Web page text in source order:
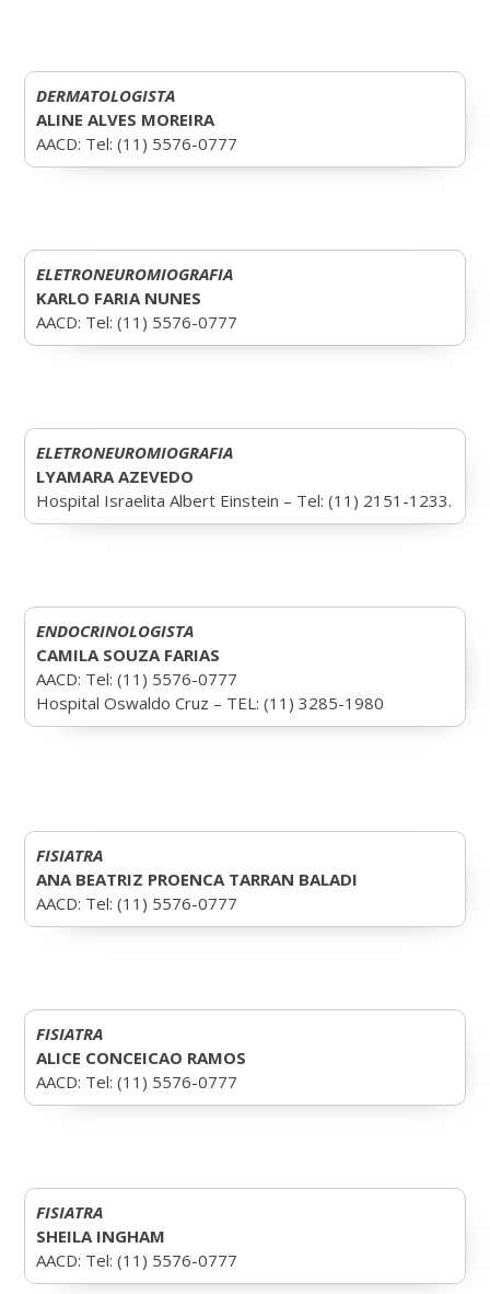
DERMATOLOGISTA
ALINE ALVES MOREIRA
AACD: Tel: (11) 5576-0777
ELETRONEUROMIOGRAFIA
KARLO FARIA NUNES
AACD: Tel: (11) 5576-0777
ELETRONEUROMIOGRAFIA
LYAMARA AZEVEDO
Hospital Israelita Albert Einstein – Tel: (11) 2151-1233.
ENDOCRINOLOGISTA
CAMILA SOUZA FARIAS
AACD: Tel: (11) 5576-0777
Hospital Oswaldo Cruz – TEL: (11) 3285-1980
FISIATRA
ANA BEATRIZ PROENCA TARRAN BALADI
AACD: Tel: (11) 5576-0777
FISIATRA
ALICE CONCEICAO RAMOS
AACD: Tel: (11) 5576-0777
FISIATRA
SHEILA INGHAM
AACD: Tel: (11) 5576-0777